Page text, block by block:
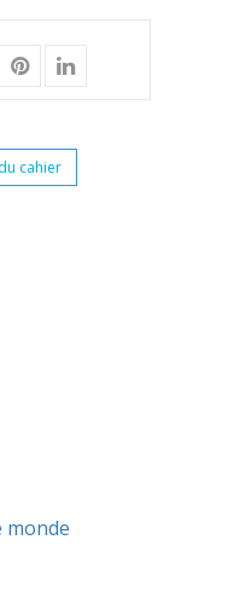
cahier
monde